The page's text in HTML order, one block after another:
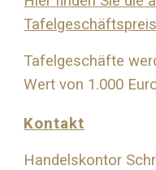
Tafelgeschäfte
Wert von 1.000
Kontakt
Handelskontor